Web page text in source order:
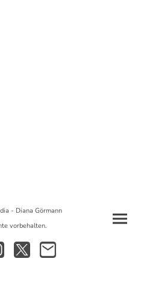
- Diana Görmann
vorbehalten.